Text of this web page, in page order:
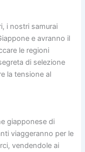
i nostri samurai
e avranno il
le regioni
di selezione
la tensione al
giapponese di
viaggeranno per le
vendendole ai